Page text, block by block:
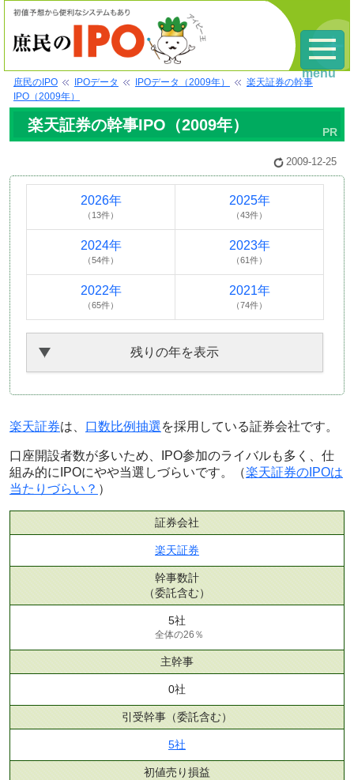
庶民のIPO IPOデータ IPOデータ（2009年）
楽天証券の幹事
IPO（2009年）
楽天証券の幹事IPO（2009年）
2009-12-25
2026年
（13件）
2025年
（43件）
2024年
（54件）
2023年
（61件）
2022年
（65件）
2021年
（74件）
残りの年を表示
楽天証券は、 口数比例抽選を採用している証券会社です。
口座開設者数が多いため、IPO参加のライバルも多く、仕
組み的にIPOにやや当選しづらいです。（楽天証券のIPOは
当たりづらい？ ）
証券会社
楽天証券
幹事数計
（委託含む）
5社
全体の26％
主幹事
0社
引受幹事 （委託含む）
5社
初値売り損益
menu